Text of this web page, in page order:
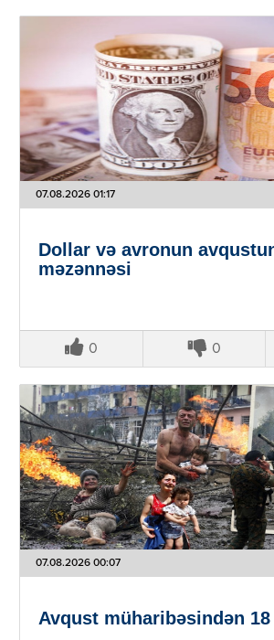
07.08.2026 01:17
Dollar və avronun
məzənnəsi
0 0
07.08.2026 00:07
Avqust müharibəsindən